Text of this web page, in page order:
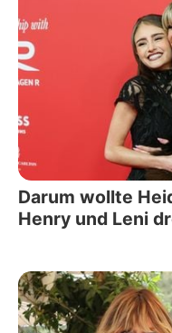
Darum wollte
Henry und Leni